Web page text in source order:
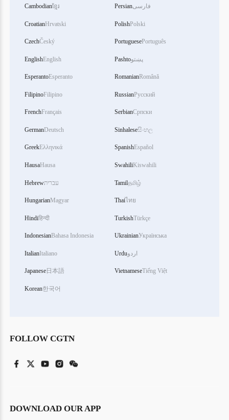
Cambodianខ្មែរ
CroatianHrvatski
CzechČeský
EnglishEnglish
EsperantoEsperanto
FilipinoFilipino
FrenchFrançais
GermanDeutsch
GreekΕλληνικά
HausaHausa
Hebrewעברית
HungarianMagyar
Hindiहिन्दी
IndonesianBahasa Indonesia
ItalianItaliano
Japanese日本語
Korean한국어
Persianفارسی
PolishPolski
PortuguesePortuguês
Pashtoپښتو
RomanianRomână
RussianРусский
SerbianСрпски
Sinhaleseසිංහල
SpanishEspañol
SwahiliKiswahili
Tamilதமிழ்
Thaiไทย
TurkishTürkçe
UkrainianУкраїнська
Urduاردو
VietnameseTiếng Việt
FOLLOW CGTN
DOWNLOAD OUR APP